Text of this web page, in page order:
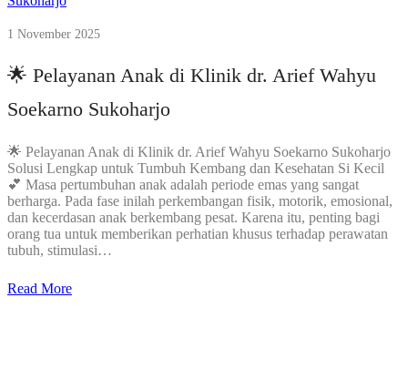
1 November 2025
🌟 Pelayanan Anak di Klinik dr. Arief Wahyu
Soekarno Sukoharjo
🌟 Pelayanan Anak di Klinik dr. Arief Wahyu Soekarno Sukoharjo
Solusi Lengkap untuk Tumbuh Kembang dan Kesehatan Si Kecil
💕 Masa pertumbuhan anak adalah periode emas yang sangat
berharga. Pada fase inilah perkembangan fisik, motorik, emosional,
dan kecerdasan anak berkembang pesat. Karena itu, penting bagi
orang tua untuk memberikan perhatian khusus terhadap perawatan
tubuh, stimulasi…
Read More